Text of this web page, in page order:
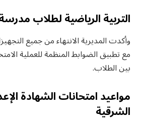
التربية الرياضية لطلاب
وأكدت المديرية الانتهاء من جميع
مع تطبيق الضوابط المنظمة للعملية
بين الطلاب.
مواعيد امتحانات الشهادة
الشرقية